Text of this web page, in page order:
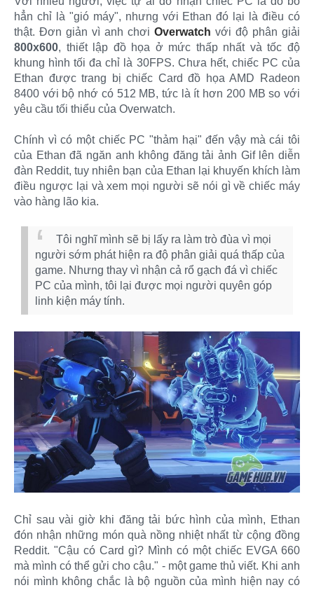
hẳn chỉ là "gió máy", nhưng với Ethan đó lại là điều có
thật. Đơn giản vì anh chơi Overwatch với độ phân giải
800x600, thiết lập đồ họa ở mức thấp nhất và tốc độ
khung hình tối đa chỉ là 30FPS. Chưa hết, chiếc PC của
Ethan được trang bị chiếc Card đồ họa AMD Radeon
8400 với bộ nhớ có 512 MB, tức là ít hơn 200 MB so với
yêu cầu tối thiểu của Overwatch.
Chính vì có một chiếc PC "thảm hại" đến vậy mà cái tôi
của Ethan đã ngăn anh không đăng tải ảnh Gif lên diễn
đàn Reddit, tuy nhiên bạn của Ethan lại khuyến khích làm
điều ngược lại và xem mọi người sẽ nói gì về chiếc máy
vào hàng lão kia.
Tôi nghĩ mình sẽ bị lấy ra làm trò đùa vì mọi
người sớm phát hiện ra độ phân giải quá thấp của
game. Nhưng thay vì nhận cả rổ gạch đá vì chiếc
PC của mình, tôi lại được mọi người quyên góp
linh kiện máy tính.
Chỉ sau vài giờ khi đăng tải bức hình của mình, Ethan
đón nhận những món quà nồng nhiệt nhất từ cộng đồng
Reddit. "Cậu có Card gì? Mình có một chiếc EVGA 660
mà mình có thể gửi cho cậu." - một game thủ viết. Khi anh
nói mình không chắc là bộ nguồn của mình hiện nay có